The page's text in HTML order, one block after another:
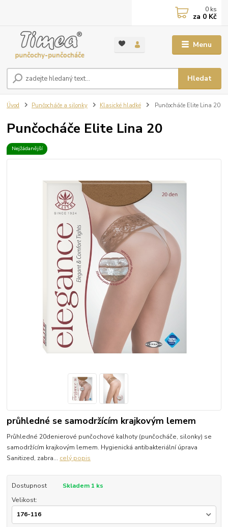
Menu
Hledat
0 ks
za 0 Kč
Úvod Punčocháče a silonky Klasické hladké Punčocháče Elite Lina 20
Punčocháče Elite Lina 20
Nejžádanější
průhledné se samodržícím krajkovým lemem
Průhledné 20denierové punčochové kalhoty (punčocháče, silonky) se
samodržícím krajkovým lemem. Hygienická antibakteriální úprava
Sanitized, zabra... celý popis
Dostupnost
Skladem 1 ks
Velikost: